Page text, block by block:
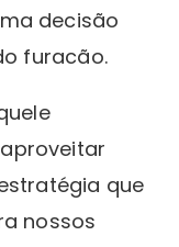
decisão
furacão.
que
nossos